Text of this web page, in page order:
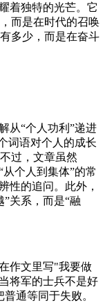
着独特的光芒。它
而是在时代的召唤
多少，而是在奋斗
“个人功利”递进
词语对个人的成长
过，文章虽然
个人到集体”的常
性的追问。此外，
关系，而是“融
作文里写"我要做
将军的士兵不是好
通等同于失败。